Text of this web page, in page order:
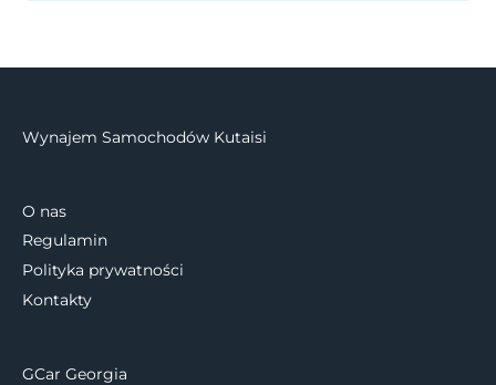
Wynajem Samochodów Kutaisi
O nas
Regulamin
Polityka prywatności
Kontakty
GCar Georgia